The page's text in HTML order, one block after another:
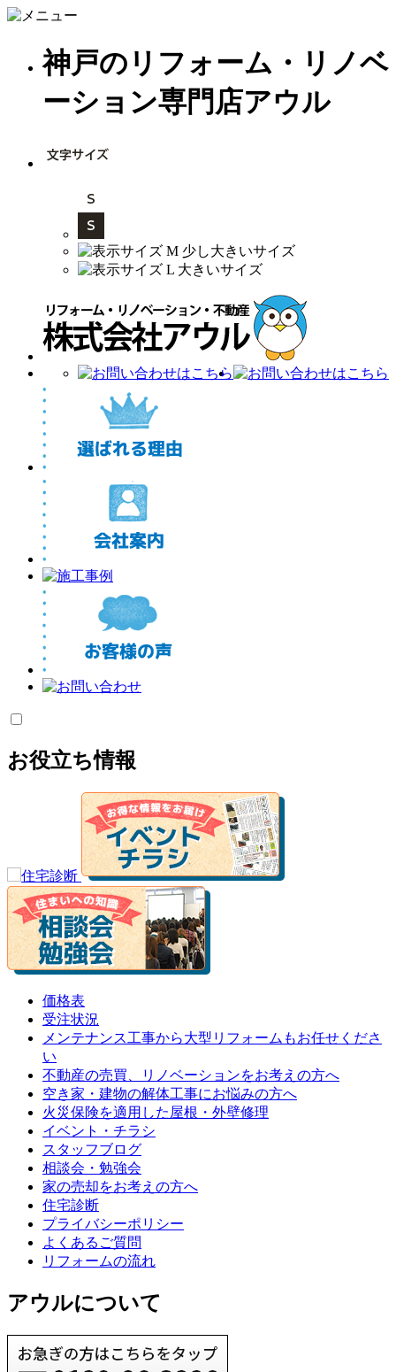
神戸のリフォーム・リノベ
ーション専門店アウル
お役立ち情報
価格表
受注状況
メンテナンス工事から大型リフォームもお任せくださ
い
不動産の売買、リノベーションをお考えの方へ
空き家・建物の解体工事にお悩みの方へ
火災保険を適用した屋根・外壁修理
イベント・チラシ
スタッフブログ
相談会・勉強会
家の売却をお考えの方へ
住宅診断
プライバシーポリシー
よくあるご質問
リフォームの流れ
アウルについて